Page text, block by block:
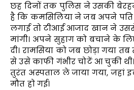
छह दिनों तक पुलिस ने उसकी
है कि कमसिलिया ने जब अपने पति
लगाई तो टीआई आजाद खान ने
मांगी। अपने सुहाग को बचाने के
दी। रामसिया को जब छोड़ा गया तब
से उसे काफी गंभीर चोटें आ चुकी
तुरंत अस्पताल ले जाया गया, जहां
मौत हो गई।